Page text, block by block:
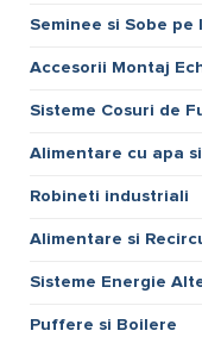
Seminee si Sobe pe
Accesorii Montaj
Sisteme Cosuri de
Alimentare cu apa
Robineti industriali
Alimentare si
Sisteme Energie
Puffere si Boilere